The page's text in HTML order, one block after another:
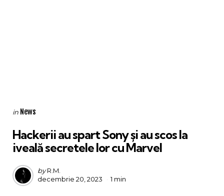
Categories
Posted
in News
Hackerii au spart Sony și au scos la
iveală secretele lor cu Marvel
Posted
by
by R.M.
decembrie 20, 2023
1 min